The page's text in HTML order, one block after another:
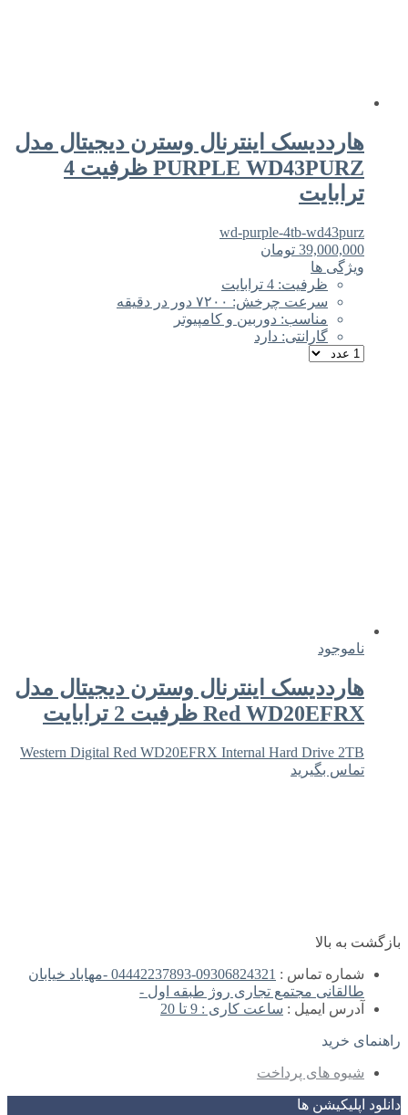
هارددیسک اینترنال وسترن دیجیتال مدل
PURPLE WD43PURZ ظرفیت 4
ترابایت
wd-purple-4tb-wd43purz
39,000,000 تومان
ویژگی ها
ظرفیت: 4 ترابایت
سرعت چرخش: ۷۲۰۰ دور در دقیقه
مناسب: دوربین و کامپیوتر
گارانتی: دارد
ناموجود
هارددیسک اینترنال وسترن دیجیتال مدل
Red WD20EFRX ظرفیت 2 ترابایت
Western Digital Red WD20EFRX Internal Hard Drive 2TB
تماس بگیرید
بازگشت به بالا
شماره تماس :
09306824321-04442237893 -مهاباد خیابان
طالقانی مجتمع تجاری روژ طبقه اول -
آدرس ایمیل : ساعت کاری : 9 تا 20
راهنمای خرید
شیوه های پرداخت
دانلود اپلیکیشن ها